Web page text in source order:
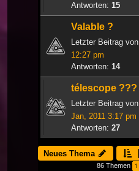
Antworten: 15
Valable ?
Letzter Beitrag von
12:27 pm
Antworten: 14
télescope ???
Letzter Beitrag von
Jan, 2011 3:17 pm
Antworten: 27
Neues Thema
86 Themen 1